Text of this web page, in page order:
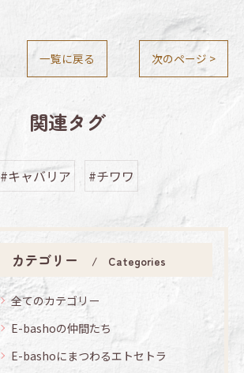
一覧に戻る 次のページ >
関連タグ
#キャバリア #チワワ
カテゴリー Categories
全てのカテゴリー
E-bashoの仲間たち
E-bashoにまつわるエトセトラ